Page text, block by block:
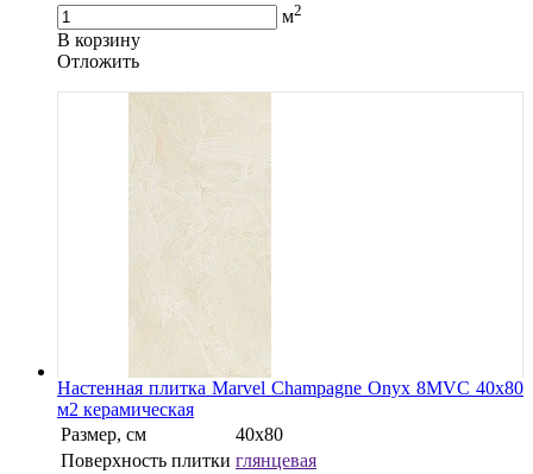
м2
В корзину
Oтложить
Настенная плитка Marvel Champagne Onyx 8MVC 40x80
м2 керамическая
Размер, см
40х80
Поверхность плитки глянцевая